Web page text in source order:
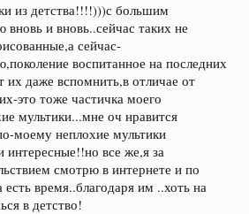
из детства!!!!)))с большим
и вновь..сейчас таких не
сейчас-
воспитанное на последних
их даже вспомнить,в отличае от
это тоже частичка моего
мультики...мне оч нравится
моему неплохие мультики
все же,я за
смотрю в интернете и по
есть время..благодаря им ..хоть на
в детство!